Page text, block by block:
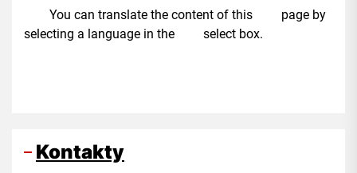
You can translate the content of this page by
selecting a language in the select box.
Kontakty